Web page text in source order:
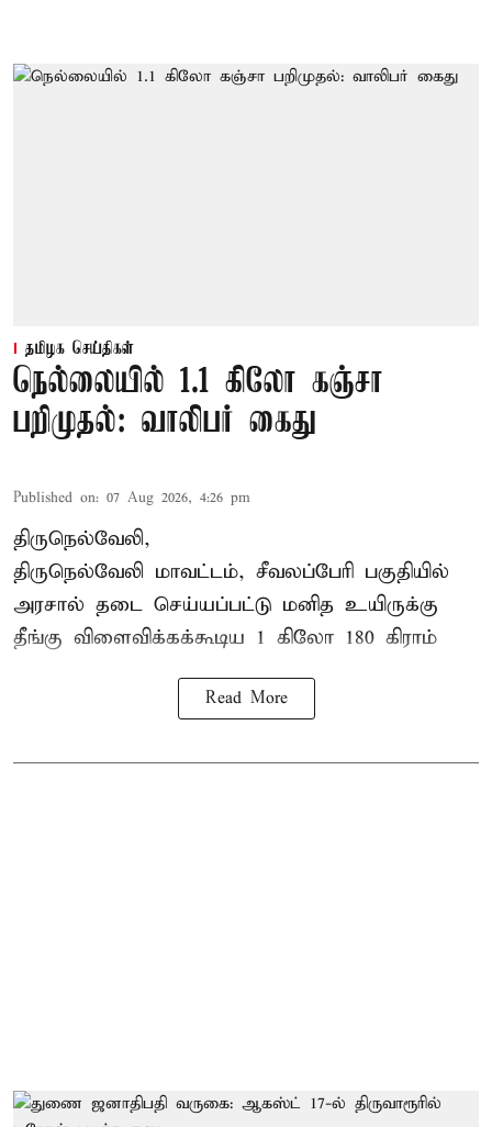
தமிழக செய்திகள்
நெல்லையில் 1.1 கிலோ கஞ்சா
பறிமுதல்: வாலிபர் கைது
Published on: 07 Aug 2026, 4:26 pm
திருநெல்வேலி,
திருநெல்வேலி மாவட்டம், சீவலப்பேரி பகுதியில்
அரசால் தடை செய்யப்பட்டு மனித உயிருக்கு
தீங்கு விளைவிக்கக்கூடிய 1 கிலோ 180 கிராம்
Read More